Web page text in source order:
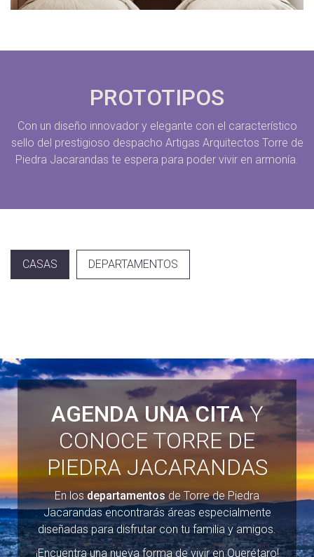
PROTOTIPOS
Con un diseño innovador y elegante con el característico
sello del prestigioso despacho Artigas Arquitectos Torre de
Piedra Jacarandas te espera para poder vivir en armonía.
CASAS DEPARTAMENTOS
AGENDA UNA CITAY
CONOCE TORRE DE
PIEDRA JACARANDAS
En los departamentosde Torre de Piedra
Jacarandas encontrarás áreas especialmente
diseñadas para disfrutar con tu familia y amigos.
¡Encuentra una nueva forma de vivir en Querétaro!